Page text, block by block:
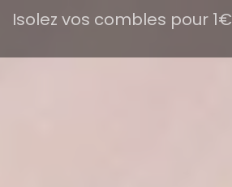
Isolez vos combles pour 1€